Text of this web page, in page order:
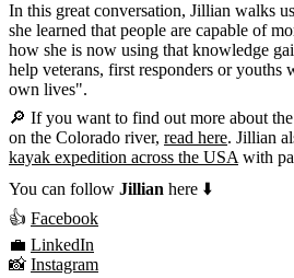
In this great conversation, Jillian walks
she learned that people are capable of
how she is now using that knowledge
help veterans, first responders or
own lives".
🔎 If you want to find out more about
on the Colorado river, read here. Jillian
kayak expedition across the USAwith
You can follow Jillian here ⬇️
👍 Facebook
💼 LinkedIn
📸 Instagram